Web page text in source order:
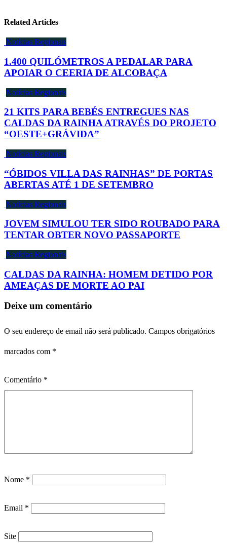
Related Articles
Notícias Regionais
1.400 QUILÓMETROS A PEDALAR PARA
APOIAR O CEERIA DE ALCOBAÇA
Notícias Regionais
21 KITS PARA BEBÉS ENTREGUES NAS
CALDAS DA RAINHA ATRAVÉS DO PROJETO
“OESTE+GRÁVIDA”
Notícias Regionais
“ÓBIDOS VILLA DAS RAINHAS” DE PORTAS
ABERTAS ATÉ 1 DE SETEMBRO
Notícias Regionais
JOVEM SIMULOU TER SIDO ROUBADO PARA
TENTAR OBTER NOVO PASSAPORTE
Notícias Regionais
CALDAS DA RAINHA: HOMEM DETIDO POR
AMEAÇAS DE MORTE AO PAI
Deixe um comentário
O seu endereço de email não será publicado. Campos obrigatórios
marcados com *
Comentário *
Nome *
Email *
Site